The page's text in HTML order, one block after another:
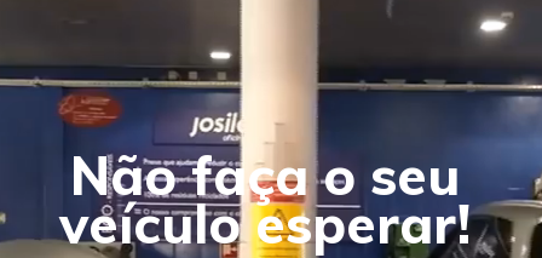
Não faça o seu
veículo esperar!